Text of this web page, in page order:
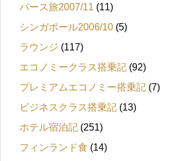
パース旅2007/11 (11)
シンガポール2006/10 (5)
ラウンジ (117)
エコノミークラス搭乗記 (92)
プレミアムエコノミー搭乗記 (7)
ビジネスクラス搭乗記 (13)
ホテル宿泊記 (251)
フィンランド食 (14)